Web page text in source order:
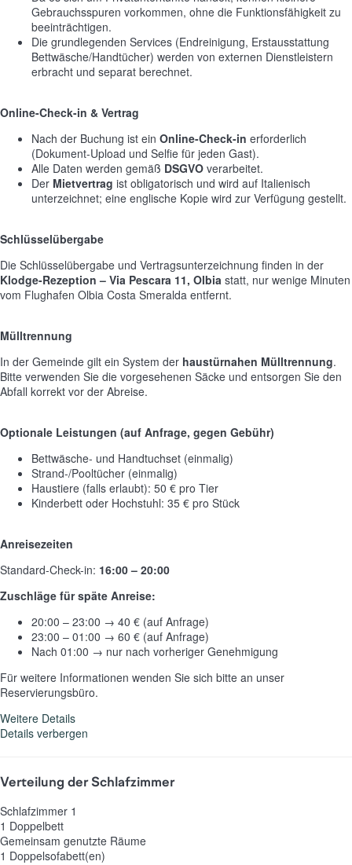
Gebrauchsspuren vorkommen, ohne die Funktionsfähigkeit zu
beeinträchtigen.
Die grundlegenden Services (Endreinigung, Erstausstattung
Bettwäsche/Handtücher) werden von externen Dienstleistern
erbracht und separat berechnet.
Online-Check-in & Vertrag
Nach der Buchung ist ein Online-Check-in erforderlich
(Dokument-Upload und Selfie für jeden Gast).
Alle Daten werden gemäß DSGVO verarbeitet.
Der Mietvertrag ist obligatorisch und wird auf Italienisch
unterzeichnet; eine englische Kopie wird zur Verfügung gestellt.
Schlüsselübergabe
Die Schlüsselübergabe und Vertragsunterzeichnung finden in der
Klodge-Rezeption – Via Pescara 11, Olbia statt, nur wenige Minuten
vom Flughafen Olbia Costa Smeralda entfernt.
Mülltrennung
In der Gemeinde gilt ein System der haustürnahen Mülltrennung.
Bitte verwenden Sie die vorgesehenen Säcke und entsorgen Sie den
Abfall korrekt vor der Abreise.
Optionale Leistungen (auf Anfrage, gegen Gebühr)
Bettwäsche- und Handtuchset (einmalig)
Strand-/Pooltücher (einmalig)
Haustiere (falls erlaubt): 50 € pro Tier
Kinderbett oder Hochstuhl: 35 € pro Stück
Anreisezeiten
Standard-Check-in: 16:00 – 20:00
Zuschläge für späte Anreise:
20:00 – 23:00 → 40 € (auf Anfrage)
23:00 – 01:00 → 60 € (auf Anfrage)
Nach 01:00 → nur nach vorheriger Genehmigung
Für weitere Informationen wenden Sie sich bitte an unser
Reservierungsbüro.
Weitere Details
Details verbergen
Verteilung der Schlafzimmer
Schlafzimmer 1
1 Doppelbett
Gemeinsam genutzte Räume
1 Doppelsofabett(en)